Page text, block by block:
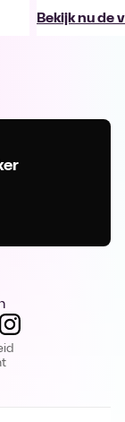
Bekijk nu de